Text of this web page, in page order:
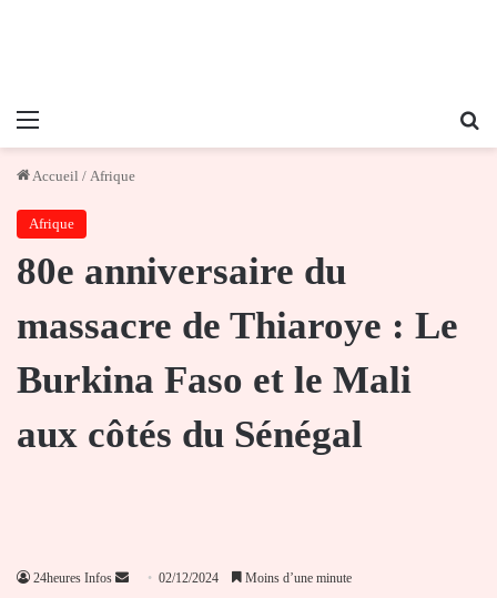
Menu
Accueil / Afrique
Afrique
80e anniversaire du
massacre de Thiaroye : Le
Burkina Faso et le Mali
aux côtés du Sénégal
24heures Infos
Envoyer02/12/2024 Moins d’une minute